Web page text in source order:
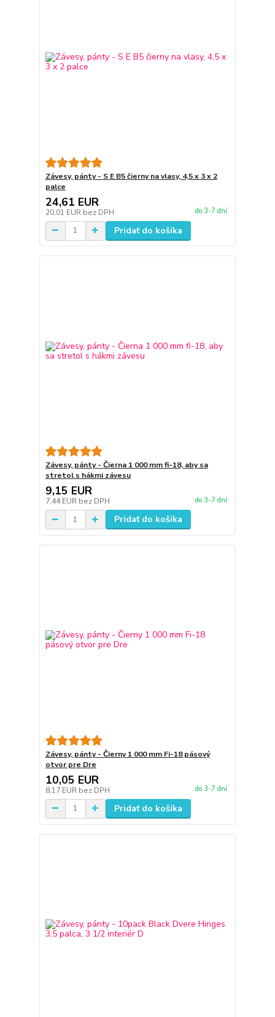
Závesy, pánty - S E B5 čierny na vlasy, 4,5 x 3 x 2
palce
24,61 EUR
20,01 EUR bez DPH do 3-7 dní
Pridať do košíka
Závesy, pánty - Čierna 1 000 mm fi-18, aby sa
stretol s hákmi závesu
9,15 EUR
7,44 EUR bez DPH do 3-7 dní
Pridať do košíka
Závesy, pánty - Čierny 1 000 mm Fi-18 pásový
otvor pre Dre
10,05 EUR
8,17 EUR bez DPH do 3-7 dní
Pridať do košíka